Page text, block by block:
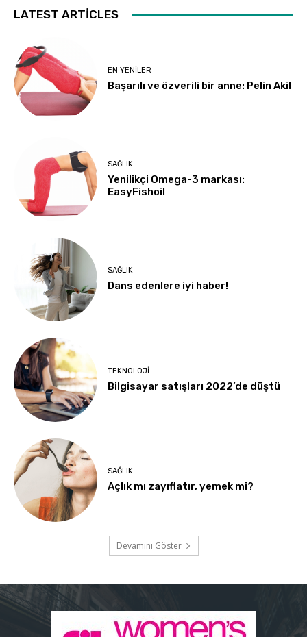
LATEST ARTICLES
EN YENILER
Başarılı ve özverili bir anne: Pelin Akil
SAĞLIK
Yenilikçi Omega-3 markası:
EasyFishoil
SAĞLIK
Dans edenlere iyi haber!
TEKNOLOJI
Bilgisayar satışları 2022’de düştü
SAĞLIK
Açlık mı zayıflatır, yemek mi?
Devamını Göster